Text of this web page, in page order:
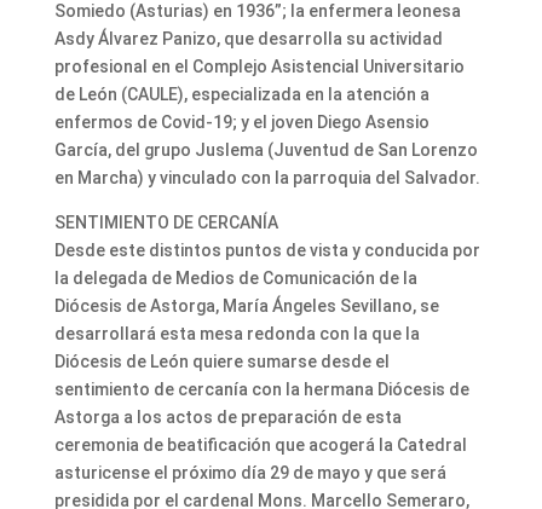
Somiedo (Asturias) en 1936”; la enfermera leonesa
Asdy Álvarez Panizo, que desarrolla su actividad
profesional en el Complejo Asistencial Universitario
de León (CAULE), especializada en la atención a
enfermos de Covid-19; y el joven Diego Asensio
García, del grupo Juslema (Juventud de San Lorenzo
en Marcha) y vinculado con la parroquia del Salvador.
SENTIMIENTO DE CERCANÍA
Desde este distintos puntos de vista y conducida por
la delegada de Medios de Comunicación de la
Diócesis de Astorga, María Ángeles Sevillano, se
desarrollará esta mesa redonda con la que la
Diócesis de León quiere sumarse desde el
sentimiento de cercanía con la hermana Diócesis de
Astorga a los actos de preparación de esta
ceremonia de beatificación que acogerá la Catedral
asturicense el próximo día 29 de mayo y que será
presidida por el cardenal Mons. Marcello Semeraro,